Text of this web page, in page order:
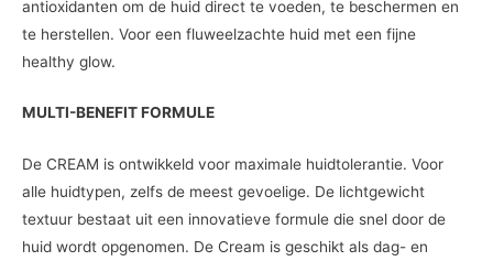
antioxidanten om de huid direct te voeden, te beschermen en
te herstellen. Voor een fluweelzachte huid met een fijne
healthy glow.
MULTI-BENEFIT FORMULE
De CREAM is ontwikkeld voor maximale huidtolerantie. Voor
alle huidtypen, zelfs de meest gevoelige. De lichtgewicht
textuur bestaat uit een innovatieve formule die snel door de
huid wordt opgenomen. De Cream is geschikt als dag- en